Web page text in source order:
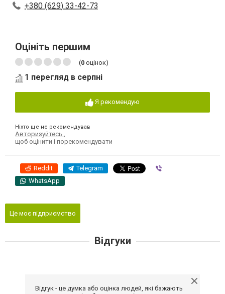
+380 (629) 33-42-73
Оцініть першим
(0 оцінок)
1 перегляд в серпні
Я рекомендую
Ніхто ще не рекомендував
Авторизуйтесь
щоб оцінити і порекомендувати
Reddit Telegram
WhatsApp
Це моє підприємство
Відгуки
Відгук - це думка або оцінка людей, які бажають